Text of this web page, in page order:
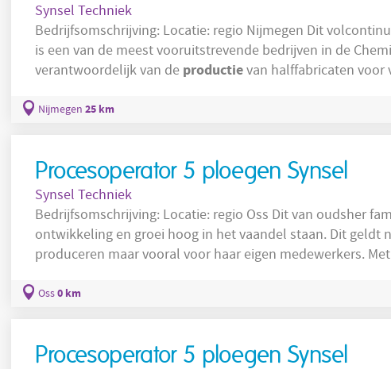
Synsel Techniek
Bedrijfsomschrijving: Locatie: regio Nijmegen Dit volcontinu producerende productiebedrijf
is een van de meest vooruitstrevende bedrijven in de Chemie
verantwoordelijk van de productievan halffabricaten voor
R&D in Nijmegen wordt er continu gewerkt aan
Nijmegen 25 km
Procesoperator 5 ploegen Synsel
Synsel Techniek
Bedrijfsomschrijving: Locatie: regio Oss Dit van oudsher familiebedrijf heeft duurzaamheid,
ontwikkeling en groei hoog in het vaandel staan. Dit geldt niet alleen voor de manier van
produceren maar vooral voor haar eigen medewerkers.
warme cultuur gewerkt bij dit bedrijf. Kwaliteit is erg
Oss0 km
Procesoperator 5 ploegen Synsel